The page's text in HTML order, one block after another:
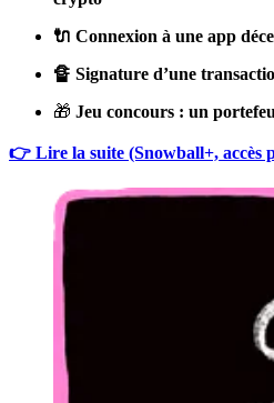
🔌 Connexion à une app
🔏 Signature d’une
🎁 Jeu concours : un
👉 Lire la suite (Snowball+, accès